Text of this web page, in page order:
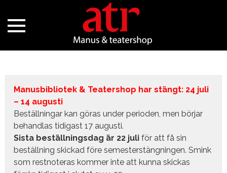
Manusbibliotek & Teatershop har stängt: 24 juli
– 14 augusti
Beställningar kan göras under perioden, men börjar
behandlas tidigast 17 augusti.
Sista beställningsdag är 22 juli för att få sin
beställning skickad före semesterstängningen. Smink
som restnoteras kommer inte att kunna skickas